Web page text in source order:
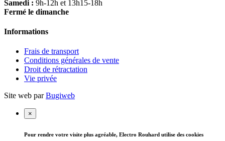
Samedi : 9h-12h et 13h15-18h
Fermé le dimanche
Informations
Frais de transport
Conditions générales de vente
Droit de rétractation
Vie privée
Site web parBugiweb
×
Pour rendre votre visite plus agréable, Electro Rouhard utilise des cookies